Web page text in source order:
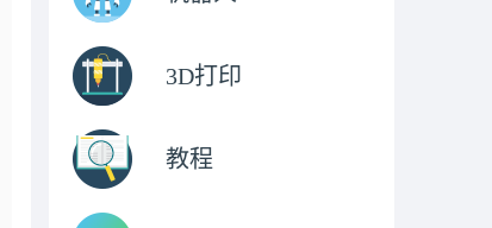
3D打印
教程